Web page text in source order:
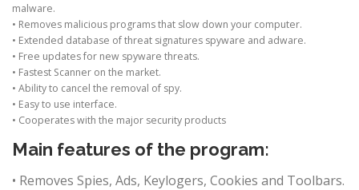
malware.
• Removes malicious programs that slow down your computer.
• Extended database of threat signatures spyware and adware.
• Free updates for new spyware threats.
• Fastest Scanner on the market.
• Ability to cancel the removal of spy.
• Easy to use interface.
• Cooperates with the major security products
Main features of the program:
• Removes Spies, Ads, Keylogers, Cookies and Toolbars.